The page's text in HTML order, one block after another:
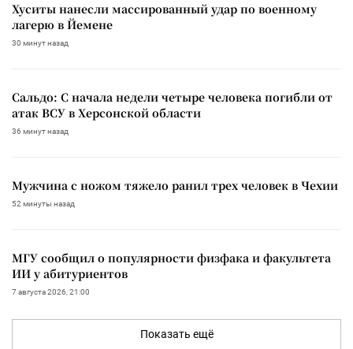
Хуситы нанесли массированный удар по военному
лагерю в Йемене
30 минут назад
Сальдо: С начала недели четыре человека погибли от
атак ВСУ в Херсонской области
36 минут назад
Мужчина с ножом тяжело ранил трех человек в Чехии
52 минуты назад
МГУ сообщил о популярности физфака и факультета
ИИ у абитуриентов
7 августа 2026, 21:00
Показать ещё